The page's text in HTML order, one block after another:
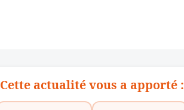
Cette actualité vous a apporté :